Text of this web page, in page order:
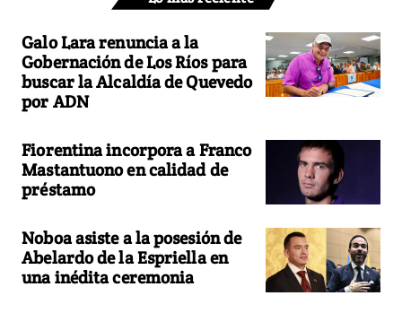
Galo Lara renuncia a la
Gobernación de Los Ríos para
buscar la Alcaldía de Quevedo
por ADN
Fiorentina incorpora a Franco
Mastantuono en calidad de
préstamo
Noboa asiste a la posesión de
Abelardo de la Espriella en
una inédita ceremonia